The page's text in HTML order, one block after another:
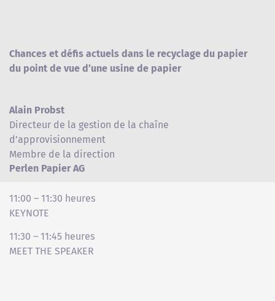
Chances et défis actuels dans le recyclage du papier
du point de vue d’une usine de papier
Alain Probst
Directeur de la gestion de la chaîne
d’approvisionnement
Membre de la direction
Perlen Papier AG
11:00 – 11:30 heures
KEYNOTE
11:30 – 11:45 heures
MEET THE SPEAKER